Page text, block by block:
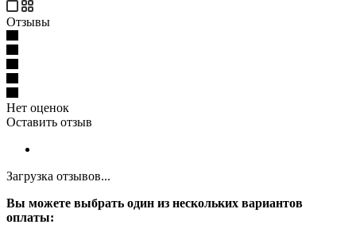
Отзывы
Нет оценок
Оставить отзыв
Загрузка отзывов...
Вы можете выбрать один из нескольких вариантов
оплаты: